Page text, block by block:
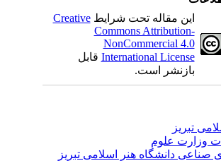
مقاله تحت شرایطCreative
Commons
Internationalقابل
است.
هنر اسلامی تبریز